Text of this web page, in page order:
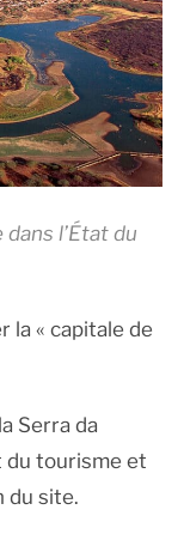
l’État du
la « capitale de
Serra da
du tourisme et
du site.